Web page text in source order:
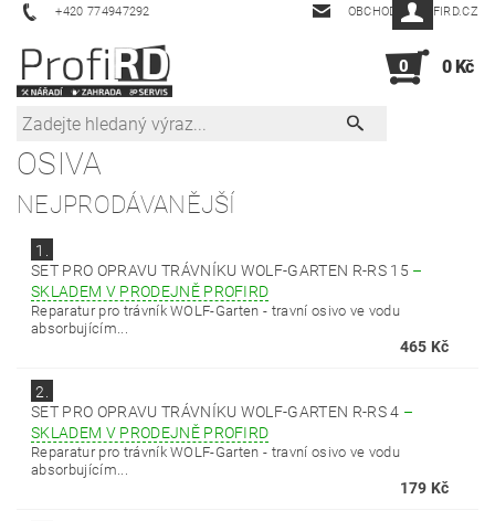
+420 774947292 OBCHOD@PROFIRD.CZ
0 0 Kč
OSIVA
NEJPRODÁVANĚJŠÍ
1.
SET PRO OPRAVU TRÁVNÍKU WOLF-GARTEN R-RS 15 –
SKLADEM V PRODEJNĚ PROFIRD
Reparatur pro trávník WOLF-Garten - travní osivo ve vodu
absorbujícím...
465 Kč
2.
SET PRO OPRAVU TRÁVNÍKU WOLF-GARTEN R-RS 4 –
SKLADEM V PRODEJNĚ PROFIRD
Reparatur pro trávník WOLF-Garten - travní osivo ve vodu
absorbujícím...
179 Kč